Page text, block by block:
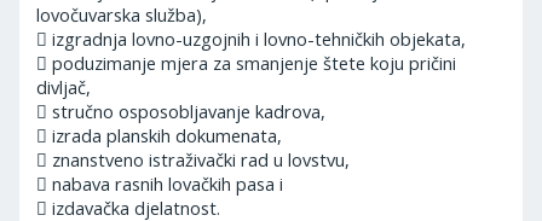
lovočuvarska služba),
 izgradnja lovno-uzgojnih i lovno-tehničkih objekata,
 poduzimanje mjera za smanjenje štete koju pričini
divljač,
 stručno osposobljavanje kadrova,
 izrada planskih dokumenata,
 znanstveno istraživački rad u lovstvu,
 nabava rasnih lovačkih pasa i
 izdavačka djelatnost.